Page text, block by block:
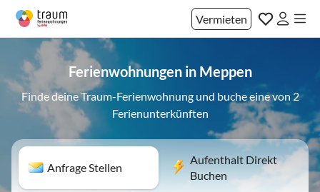
Vermieten
Ferienwohnungen in Meppen
Finde deine Traum-Ferienwohnung und buche eine von 2
Ferienunterkünften
Anfrage Stellen
Aufenthalt Direkt
Buchen